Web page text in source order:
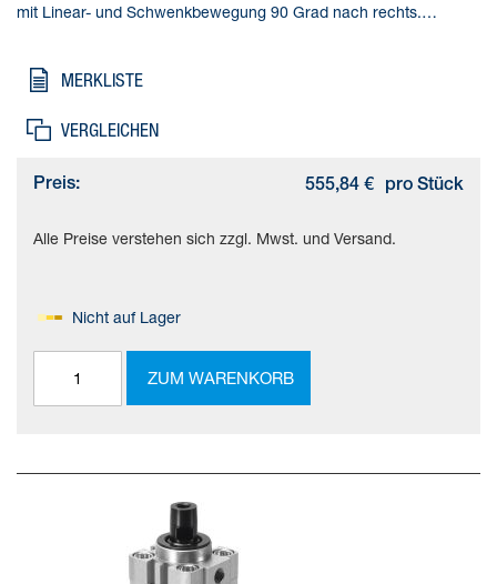
mit Linear- und Schwenkbewegung 90 Grad nach rechts.
Durchmesser=50 mm, Kolbenstangengewinde=M10,
MERKLISTE
VERGLEICHEN
Preis: 555,84 € pro Stück
Alle Preise verstehen sich zzgl. Mwst. und Versand.
Nicht auf Lager
ZUM WARENKORB